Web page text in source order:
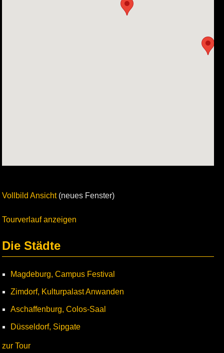
Vollbild Ansicht(neues Fenster)
Tourverlauf anzeigen
Die Städte
Magdeburg, Campus Festival
Zimdorf, Kulturpalast Anwanden
Aschaffenburg, Colos-Saal
Düsseldorf, Sipgate
zur Tour